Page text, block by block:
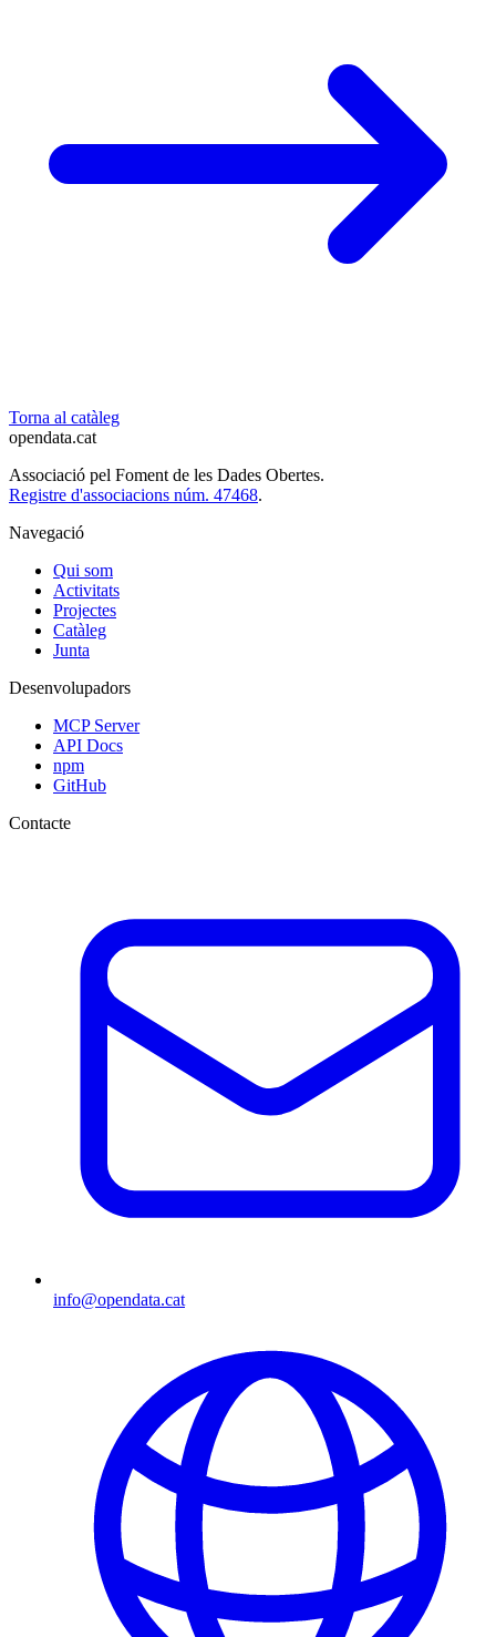
Torna al catàleg
opendata.cat
Associació pel Foment de les Dades Obertes.
Registre d'associacions núm. 47468.
Navegació
Qui som
Activitats
Projectes
Catàleg
Junta
Desenvolupadors
MCP Server
API Docs
npm
GitHub
Contacte
info@opendata.cat